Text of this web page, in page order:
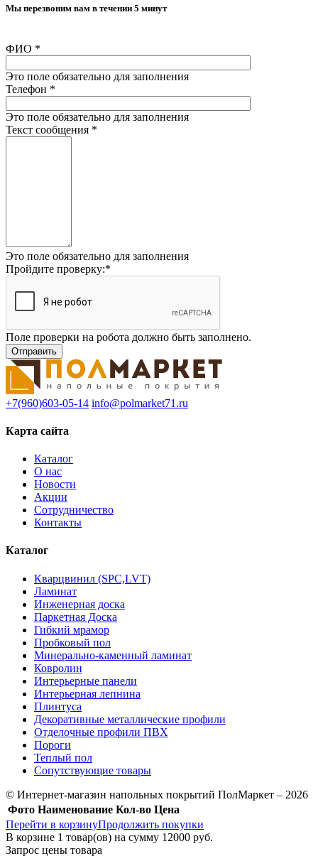
Мы перезвоним вам в течении 5 минут
ФИО *
Это поле обязательно для заполнения
Телефон *
Это поле обязательно для заполнения
Текст сообщения *
Это поле обязательно для заполнения
Пройдите проверку:*
Поле проверки на робота должно быть заполнено.
+7(960)603-05-14 info@polmarket71.ru
Карта сайта
Каталог
О нас
Новости
Акции
Сотрудничество
Контакты
Каталог
Кварцвинил (SPC,LVT)
Ламинат
Инженерная доска
Паркетная Доска
Гибкий мрамор
Пробковый пол
Минерально-каменный ламинат
Ковролин
Интерьерные панели
Интерьерная лепнина
Плинтуса
Декоративные металлические профили
Отделочные профили ПВХ
Пороги
Теплый пол
Сопутствующие товары
© Интернет-магазин напольных покрытий ПолМаркет – 2026
Фото Наименование Кол-во Цена
Перейти в корзинуПродолжить покупки
В корзине 1 товар(ов) на сумму 12000 руб.
Запрос цены товара